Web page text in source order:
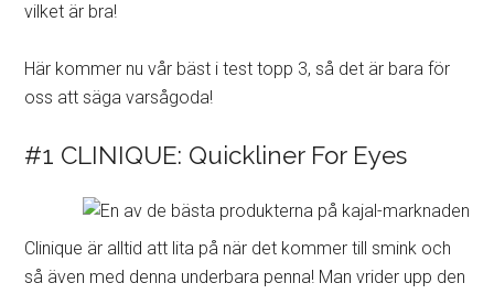
vilket är bra!
Här kommer nu vår bäst i test topp 3, så det är bara för
oss att säga varsågoda!
#1 CLINIQUE: Quickliner For Eyes
Clinique är alltid att lita på när det kommer till smink och
så även med denna underbara penna! Man vrider upp den